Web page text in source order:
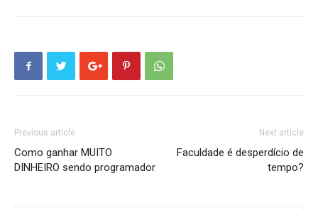
Previous article
Como ganhar MUITO
DINHEIRO sendo programador
Next article
Faculdade é desperdício de
tempo?